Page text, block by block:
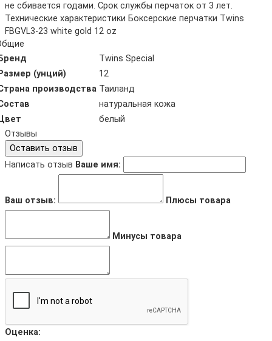
не сбивается годами. Срок службы перчаток от 3 лет.
Технические характеристики Боксерские перчатки Twins
FBGVL3-23 white gold 12 oz
Twins Special
(унций)
12
производства Таиланд
натуральная кожа
белый
Отзывы
Оставить отзыв
Написать отзыв Ваше имя:
Ваш отзыв: Плюсы товара
Минусы товара
Оценка: